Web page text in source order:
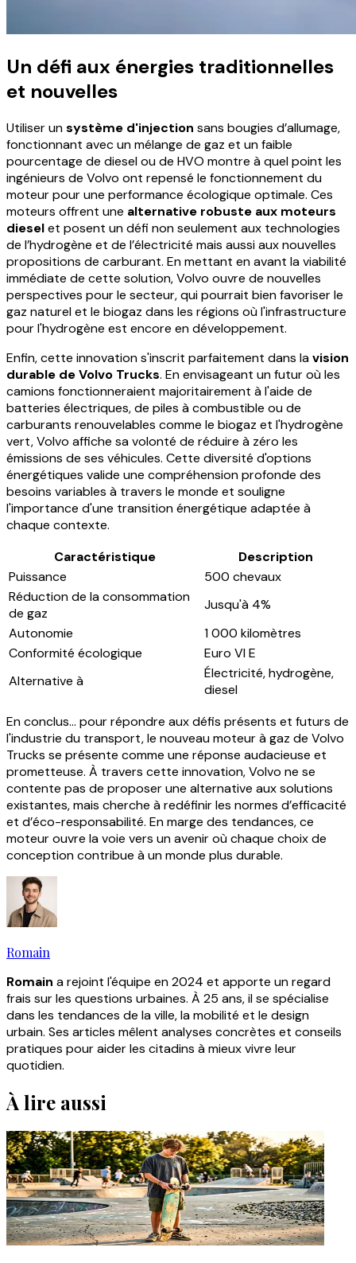
Un défi aux énergies traditionnelles
et nouvelles
Utiliser unsystème d'injection sans bougies d’allumage,
fonctionnant avec un mélange de gaz et un faible
pourcentage de diesel ou de HVO montre à quel point les
ingénieurs de Volvo ont repensé le fonctionnement du
moteur pour une performance écologique optimale. Ces
moteurs offrent une alternative robuste aux moteurs
dieselet posent un défi non seulement aux technologies
de l’hydrogène et de l’électricité mais aussi aux nouvelles
propositions de carburant. En mettant en avant la viabilité
immédiate de cette solution, Volvo ouvre de nouvelles
perspectives pour le secteur, qui pourrait bien favoriser le
gaz naturel et le biogaz dans les régions où l'infrastructure
pour l'hydrogène est encore en développement.
Enfin, cette innovation s'inscrit parfaitement dans lavision
durable de Volvo Trucks. En envisageant un futur où les
camions fonctionneraient majoritairement à l'aide de
batteries électriques, de piles à combustible ou de
carburants renouvelables comme le biogaz et l'hydrogène
vert, Volvo affiche sa volonté de réduire à zéro les
émissions de ses véhicules. Cette diversité d'options
énergétiques valide une compréhension profonde des
besoins variables à travers le monde et souligne
l'importance d'une transition énergétique adaptée à
chaque contexte.
Caractéristique
Description
Puissance
500 chevaux
Réduction de la consommation
de gaz
Jusqu'à 4%
Autonomie
1 000 kilomètres
Conformité écologique
Euro VI E
Alternative à
Électricité, hydrogène,
diesel
En conclus... pour répondre aux défis présents et futurs de
l'industrie du transport, le nouveau moteur à gaz de Volvo
Trucks se présente comme une réponse audacieuse et
prometteuse. À travers cette innovation, Volvo ne se
contente pas de proposer une alternative aux solutions
existantes, mais cherche à redéfinir les normes d’efficacité
et d’éco-responsabilité. En marge des tendances, ce
moteur ouvre la voie vers un avenir où chaque choix de
conception contribue à un monde plus durable.
Romain
Romain a rejoint l'équipe en 2024 et apporte un regard
frais sur les questions urbaines. À 25 ans, il se spécialise
dans les tendances de la ville, la mobilité et le design
urbain. Ses articles mêlent analyses concrètes et conseils
pratiques pour aider les citadins à mieux vivre leur
quotidien.
À lire aussi